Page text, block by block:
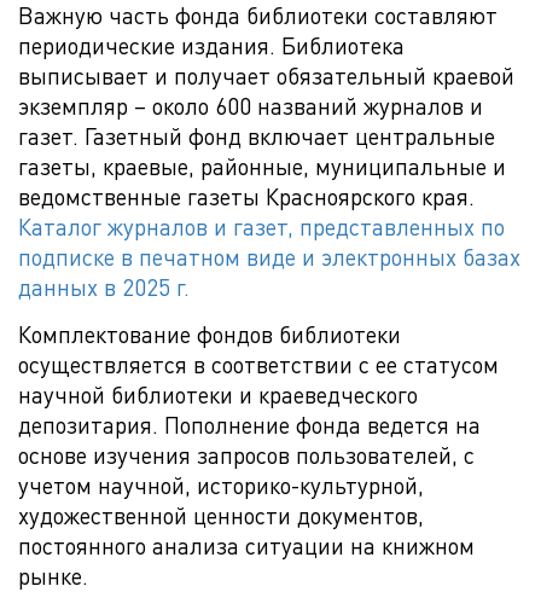
Важную часть фонда библиотеки составляют
периодические издания. Библиотека
выписывает и получает обязательный краевой
экземпляр – около 600 названий журналов и
газет. Газетный фонд включает центральные
газеты, краевые, районные, муниципальные и
ведомственные газеты Красноярского края.
Каталог журналов и газет, представленных по
подписке в печатном виде и электронных базах
данных в 2025 г.
Комплектование фондов библиотеки
осуществляется в соответствии с ее статусом
научной библиотеки и краеведческого
депозитария. Пополнение фонда ведется на
основе изучения запросов пользователей, с
учетом научной, историко-культурной,
художественной ценности документов,
постоянного анализа ситуации на книжном
рынке.